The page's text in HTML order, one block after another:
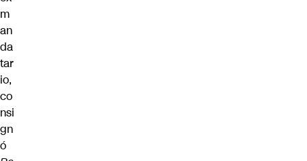
m
an
da
tar
io,
co
nsi
gn
ó